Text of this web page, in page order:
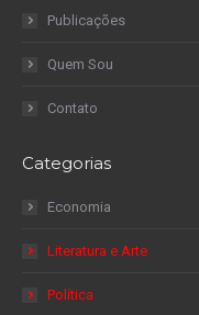
Publicações
Quem Sou
Contato
Categorias
Economia
Literatura e Arte
Política